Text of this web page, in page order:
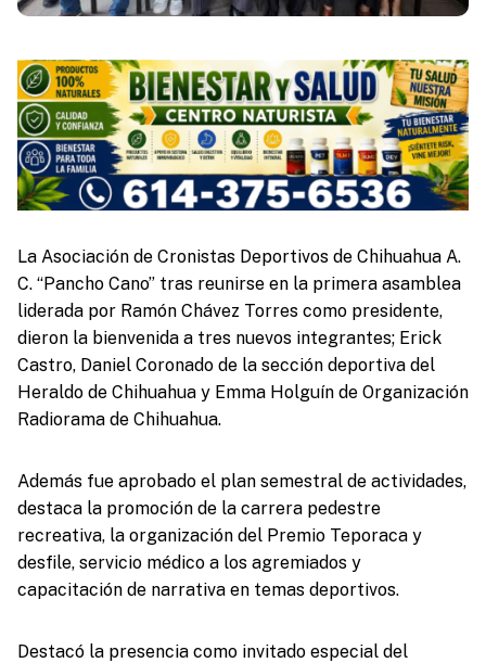
La Asociación de Cronistas Deportivos de Chihuahua A.
C. “Pancho Cano” tras reunirse en la primera asamblea
liderada por Ramón Chávez Torres como presidente,
dieron la bienvenida a tres nuevos integrantes; Erick
Castro, Daniel Coronado de la sección deportiva del
Heraldo de Chihuahua y Emma Holguín de Organización
Radiorama de Chihuahua.
Además fue aprobado el plan semestral de actividades,
destaca la promoción de la carrera pedestre
recreativa, la organización del Premio Teporaca y
desfile, servicio médico a los agremiados y
capacitación de narrativa en temas deportivos.
Destacó la presencia como invitado especial del